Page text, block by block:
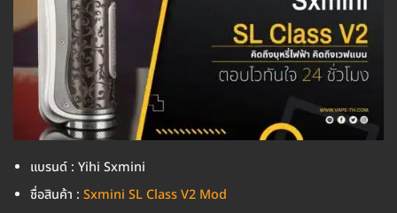
แบรนด์ : Yihi Sxmini
ชื่อสินค้า : Sxmini SL Class V2 Mod